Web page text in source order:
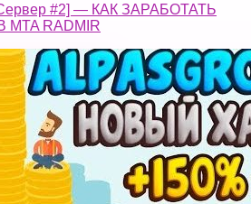
#2] — КАК ЗАРАБОТАТЬ
RADMIR